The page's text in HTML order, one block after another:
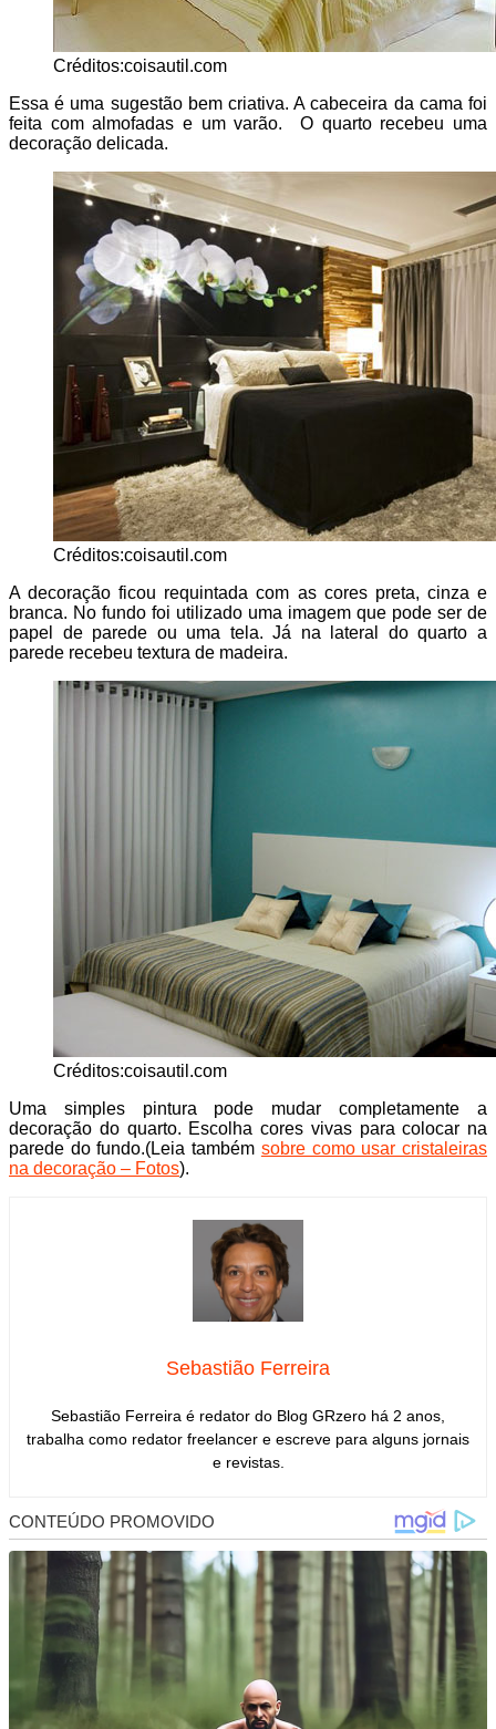
Créditos:coisautil.com
Essa é uma sugestão bem criativa. A cabeceira da cama foi
feita com almofadas e um varão. O quarto recebeu uma
decoração delicada.
Créditos:coisautil.com
A decoração ficou requintada com as cores preta, cinza e
branca. No fundo foi utilizado uma imagem que pode ser de
papel de parede ou uma tela. Já na lateral do quarto a
parede recebeu textura de madeira.
Créditos:coisautil.com
Uma simples pintura pode mudar completamente a
decoração do quarto. Escolha cores vivas para colocar na
parede do fundo.(Leia também sobre como usar cristaleiras
na decoração – Fotos).
Sebastião Ferreira
Sebastião Ferreira é redator do Blog GRzero há 2 anos,
trabalha como redator freelancer e escreve para alguns jornais
e revistas.